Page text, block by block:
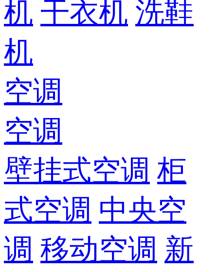
机 干衣机 洗鞋
机
空调
空调
壁挂式空调 柜
式空调 中央空
调 移动空调 新